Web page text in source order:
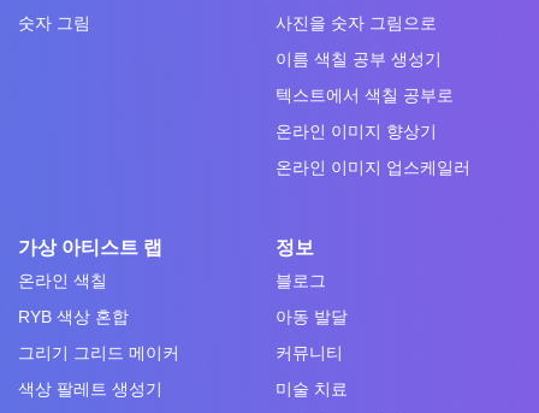
숫자 그림
사진을 숫자 그림으로
이름 색칠 공부 생성기
텍스트에서 색칠 공부로
온라인 이미지 향상기
온라인 이미지 업스케일러
가상 아티스트 랩
온라인 색칠
RYB 색상 혼합
그리기 그리드 메이커
색상 팔레트 생성기
정보
블로그
아동 발달
커뮤니티
미술 치료